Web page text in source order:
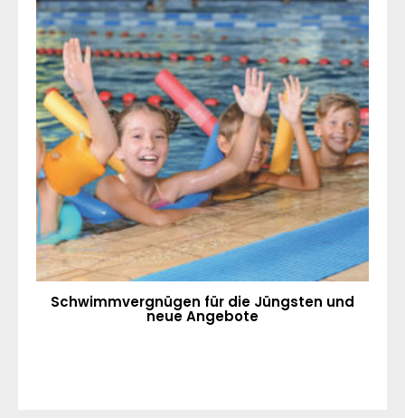
Schwimmvergnügen für die Jüngsten und
neue Angebote